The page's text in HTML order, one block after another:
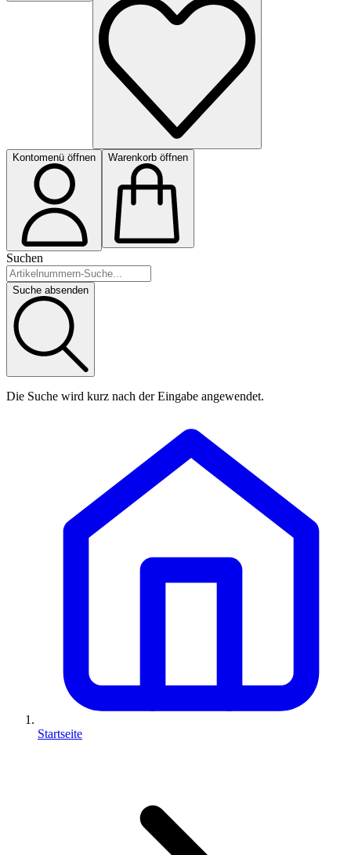
Kontomenü öffnen Warenkorb öffnen
Suchen
Suche absenden
Die Suche wird kurz nach der Eingabe angewendet.
Startseite